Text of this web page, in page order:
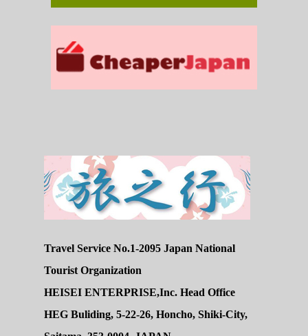
Travel Service No.1-2095 Japan National
Tourist Organization
HEISEI ENTERPRISE,Inc. Head Office
HEG Buliding, 5-22-26, Honcho, Shiki-City,